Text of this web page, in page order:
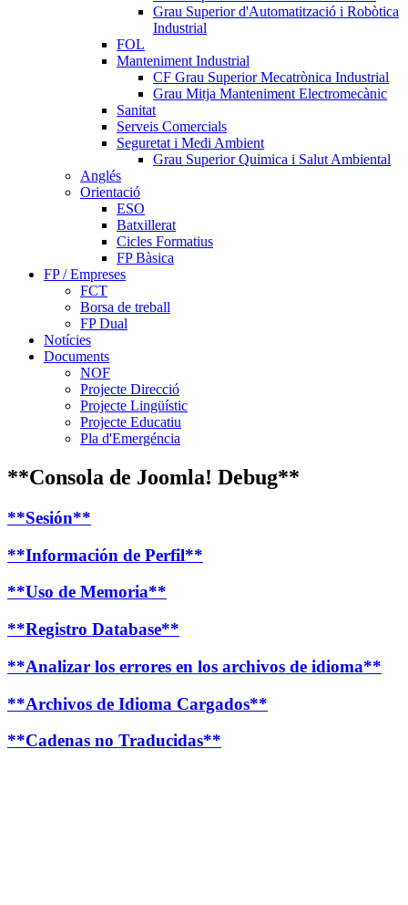
Grau Superior d'Automatització i Robòtica
Industrial
FOL
Manteniment Industrial
CF Grau Superior Mecatrònica Industrial
Grau Mitja Manteniment Electromecànic
Sanitat
Serveis Comercials
Seguretat i Medi Ambient
Grau Superior Quimica i Salut Ambiental
Anglés
Orientació
ESO
Batxillerat
Cicles Formatius
FP Bàsica
FP / Empreses
FCT
Borsa de treball
FP Dual
Notícies
Documents
NOF
Projecte Direcció
Projecte Lingüístic
Projecte Educatiu
Pla d'Emergéncia
**Consola de Joomla! Debug**
**Sesión**
**Información de Perfil**
**Uso de Memoria**
**Registro Database**
**Analizar los errores en los archivos de idioma**
**Archivos de Idioma Cargados**
**Cadenas no Traducidas**